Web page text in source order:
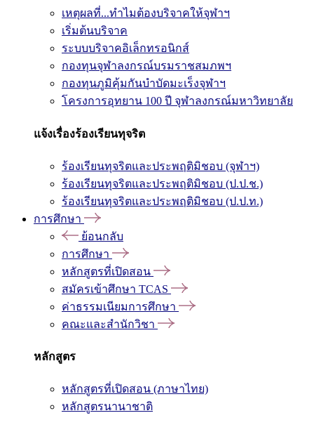
เหตุผลที่...ทำไมต้องบริจาคให้จุฬาฯ
เริ่มต้นบริจาค
ระบบบริจาคอิเล็กทรอนิกส์
กองทุนจุฬาลงกรณ์บรมราชสมภพฯ
กองทุนภูมิคุ้มกันบำบัดมะเร็งจุฬาฯ
โครงการอุทยาน 100 ปี จุฬาลงกรณ์มหาวิทยาลัย
แจ้งเรื่องร้องเรียนทุจริต
ร้องเรียนทุจริตและประพฤติมิชอบ (จุฬาฯ)
ร้องเรียนทุจริตและประพฤติมิชอบ (ป.ป.ช.)
ร้องเรียนทุจริตและประพฤติมิชอบ (ป.ป.ท.)
การศึกษา
ย้อนกลับ
การศึกษา
หลักสูตรที่เปิดสอน
สมัครเข้าศึกษา TCAS
ค่าธรรมเนียมการศึกษา
คณะและสำนักวิชา
หลักสูตร
หลักสูตรที่เปิดสอน (ภาษาไทย)
หลักสูตรนานาชาติ